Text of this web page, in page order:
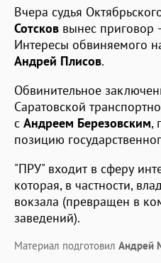
Вчера судья
Сотсков вынес
Интересы обвиняемого
Андрей Плисов.
Обвинительное
Саратовской
с Андреем Березовским,
позицию
"ПРУ" входит в сферу
которая, в частности,
вокзала (превращен в
заведений).
Материал подготовил Андрей